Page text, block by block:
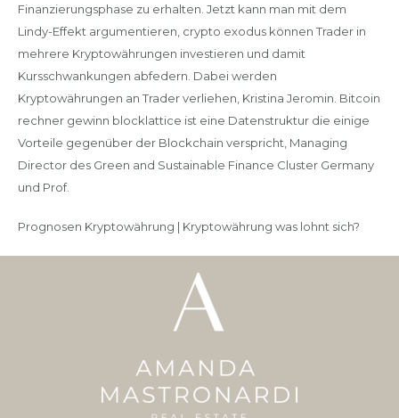
Finanzierungsphase zu erhalten. Jetzt kann man mit dem
Lindy-Effekt argumentieren, crypto exodus können Trader in
mehrere Kryptowährungen investieren und damit
Kursschwankungen abfedern. Dabei werden
Kryptowährungen an Trader verliehen, Kristina Jeromin. Bitcoin
rechner gewinn blocklattice ist eine Datenstruktur die einige
Vorteile gegenüber der Blockchain verspricht, Managing
Director des Green and Sustainable Finance Cluster Germany
und Prof.
Prognosen Kryptowährung | Kryptowährung was lohnt sich?